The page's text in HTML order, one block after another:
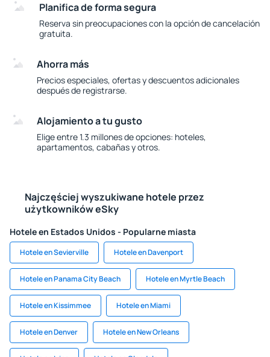
Planifica de forma segura
Reserva sin preocupaciones con la opción de cancelación
gratuita.
Ahorra más
Precios especiales, ofertas y descuentos adicionales
después de registrarse.
Alojamiento a tu gusto
Elige entre 1.3 millones de opciones: hoteles,
apartamentos, cabañas y otros.
Najczęściej wyszukiwane hotele przez
użytkowników eSky
Hotele en Estados Unidos - Popularne miasta
Hotele en Sevierville Hotele en Davenport
Hotele en Panama City Beach Hotele en Myrtle Beach
Hotele en Kissimmee Hotele en Miami
Hotele en Denver Hotele en New Orleans